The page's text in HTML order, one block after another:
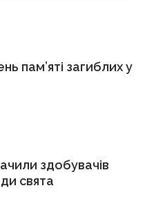
пам’яті загиблих у
здобувачів
свята